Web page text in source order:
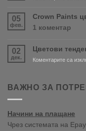
05
фев.
Crown Paints
1 коментар
02
дек.
Цветови
Коментарите са
ВАЖНО ЗА
Начини на плащане
Чрез системата на